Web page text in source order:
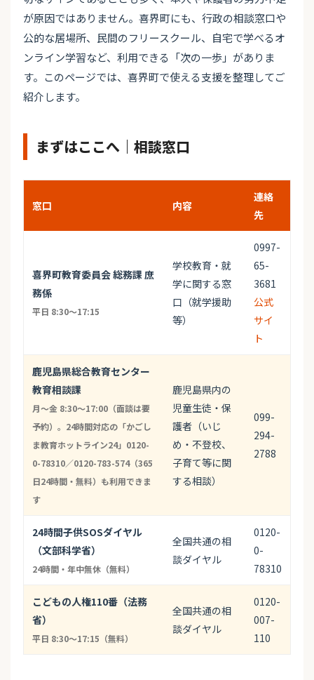
が原因ではありません。喜界町にも、行政の相談窓口や
公的な居場所、民間のフリースクール、自宅で学べるオ
ンライン学習など、利用できる「次の一歩」がありま
す。このページでは、喜界町で使える支援を整理してご
紹介します。
まずはここへ｜相談窓口
窓口 内容
連絡
先
喜界町教育委員会 総務課 庶
務係
平日 8:30～17:15
学校教育・就
学に関する窓
口（就学援助
等）
0997-
65-
3681
公式
サイ
ト
鹿児島県総合教育センター
教育相談課
月〜金 8:30〜17:00（面談は要
予約）。24時間対応の「かごし
ま教育ホットライン24」0120-
0-78310／0120-783-574（365
日24時間・無料）も利用できま
す
鹿児島県内の
児童生徒・保
護者（いじ
め・不登校、
子育て等に関
する相談）
099-
294-
2788
24時間子供SOSダイヤル
（文部科学省）
24時間・年中無休（無料）
全国共通の相
談ダイヤル
0120-
0-
78310
こどもの人権110番（法務
省）
平日 8:30〜17:15（無料）
全国共通の相
談ダイヤル
0120-
007-
110